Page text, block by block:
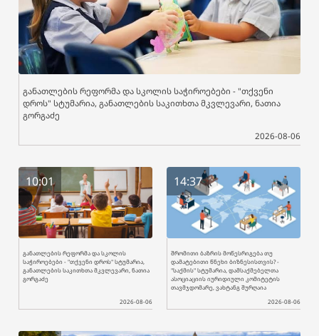
განათლების რეფორმა და სკოლის საჭიროებები - "თქვენი
დროს" სტუმარია, განათლების საკითხთა მკვლევარი, ნათია
გორგაძე
2026-08-06
10:01
განათლების რეფორმა და სკოლის
საჭიროებები - "თქვენი დროს" სტუმარია,
განათლების საკითხთა მკვლევარი, ნათია
გორგაძე
2026-08-06
14:37
შრომითი ბაზრის მოწესრიგება თუ
დამატებითი წნეხი ბიზნესისთვის? -
"საქმის" სტუმარია, დამსაქმებელთა
ასოციაციის იურიდიული კომიტეტის
თავმჯდომარე, ვახტანგ შურღაია
2026-08-06